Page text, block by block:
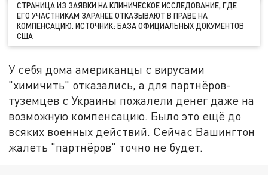
СТРАНИЦА ИЗ ЗАЯВКИ НА КЛИНИЧЕСКОЕ ИССЛЕДОВАНИЕ, ГДЕ
ЕГО УЧАСТНИКАМ ЗАРАНЕЕ ОТКАЗЫВАЮТ В ПРАВЕ НА
КОМПЕНСАЦИЮ. ИСТОЧНИК: БАЗА ОФИЦИАЛЬНЫХ ДОКУМЕНТОВ
США
У себя дома американцы с вирусами
"химичить" отказались, а для партнёров-
туземцев с Украины пожалели денег даже на
возможную компенсацию. Было это ещё до
всяких военных действий. Сейчас Вашингтон
жалеть "партнёров" точно не будет.